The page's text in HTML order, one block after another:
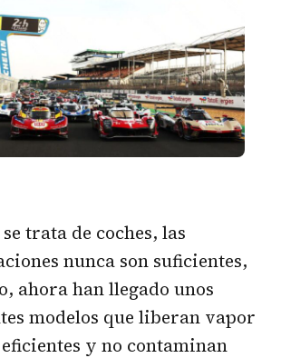
trata de coches, las
nunca son suficientes,
ahora han llegado unos
modelos que liberan vapor
eficientes y no contaminan